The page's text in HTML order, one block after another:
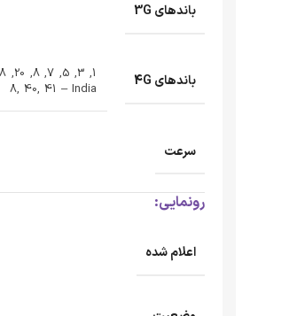
باندهای 3G
باندهای 4G
8, 40, 41 – India
سرعت
رونمایی:
اعلام شده